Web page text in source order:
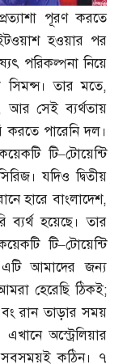
পূরণ করতে
হওয়ার পর
পরিকল্পনা নিয়ে
তার মতে,
আর সেই ব্যর্থতায়
পারেনি দল।
টি–টোয়েন্টি
যদিও দ্বিতীয়
হারে বাংলাদেশ,
ব্যর্থ হয়েছে। তার
টি–টোয়েন্টি
আমাদের জন্য
হেরেছি ঠিকই;
রান তাড়ার সময়
অস্ট্রেলিয়ার
সবসময়ই কঠিন। ৭